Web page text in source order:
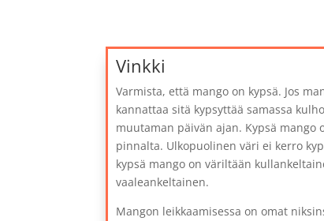
Vinkki
Varmista, että mango on kypsä. Jos
kannattaa sitä kypsyttää samassa
muutaman päivän ajan. Kypsä mango
pinnalta. Ulkopuolinen väri ei kerro
kypsä mango on väriltään
vaaleankeltainen.
Mangon leikkaamisessa on omat